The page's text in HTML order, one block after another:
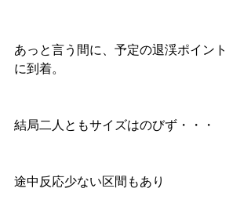
あっと言う間に、予定の退渓ポイント
に到着。
結局二人ともサイズはのびず・・・
途中反応少ない区間もあり